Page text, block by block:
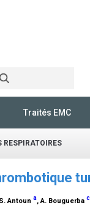
Traités EMC
RESPIRATOIRES
Antoun a, A. Bouguerba c